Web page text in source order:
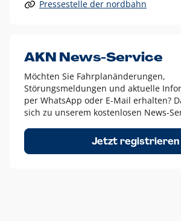
Alle anderen Logo-Varianten dürfen nur
Diese Ausnahmen sind zum Beispiel:
dem AKN Blau,
weißes Logo auf
schwarzes Logo für reine Schwarz-
Um das Logo herum muss ein
Höhe bzw. Breite des N aus AKN in alle
Pressestelle der nordbahn
AKN News-Service
Möchten Sie Fahrplanänderungen,
Störungsmeldungen und aktuelle
per WhatsApp oder E-Mail erhalten?
sich zu unserem kostenlosen News-
Jetzt registrieren